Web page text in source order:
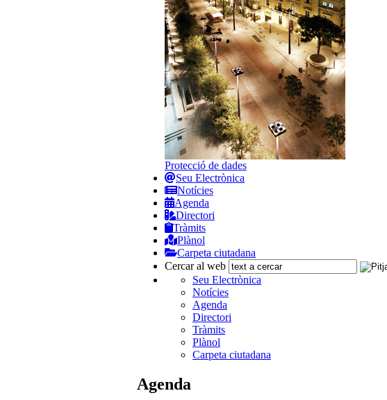
Protecció de dades
Seu Electrònica
Notícies
Agenda
Directori
Tràmits
Plànol
Carpeta ciutadana
Cercar al web
Seu Electrònica
Notícies
Agenda
Directori
Tràmits
Plànol
Carpeta ciutadana
Agenda